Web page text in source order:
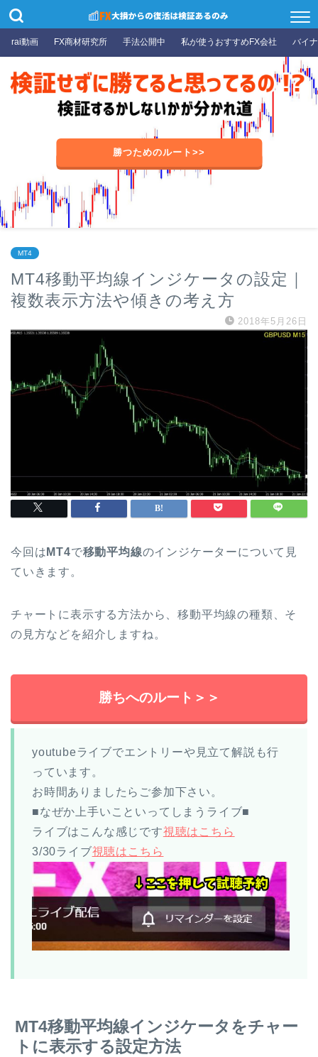
rai動画 FX商材研究所 手法公開中 私が使うおすすめFX会社 バイ
勝つためのルート>>
MT4
MT4移動平均線インジケータの設定｜
複数表示方法や傾きの考え方
2018年5月26日
今回は MT4で移動平均線のインジケーターについて見
ていきます。
チャートに表示する方法から、移動平均線の種類、そ
の見方などを紹介しますね。
勝ちへのルート＞＞
youtubeライブでエントリーや見立て解説も行
っています。
お時間ありましたらご参加下さい。
■なぜか上手いこといってしまうライブ■
ライブはこんな感じです視聴はこちら
3/30ライブ視聴はこちら
MT4移動平均線インジケータをチャー
トに表示する設定方法